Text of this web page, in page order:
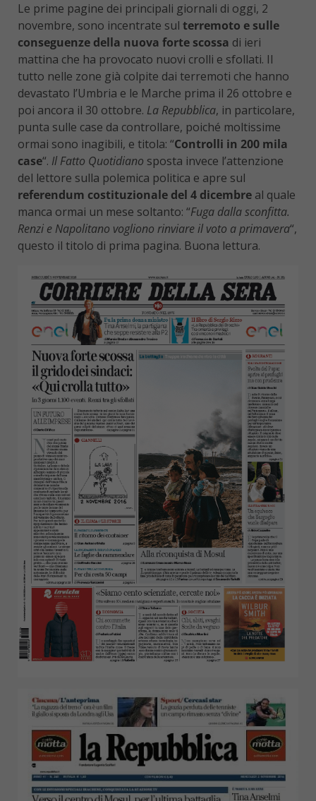
Le prime pagine dei principali giornali di oggi, 2
novembre, sono incentrate sul terremoto e sulle
conseguenze della nuova forte scossa di ieri
mattina che ha provocato nuovi crolli e sfollati. Il
tutto nelle zone già colpite dai terremoti che hanno
devastato l’Umbria e le Marche prima il 26 ottobre e
poi ancora il 30 ottobre. La Repubblica, in particolare,
punta sulle case da controllare, poiché moltissime
ormai sono inagibili, e titola: “Controlli in 200 mila
case“. Il Fatto Quotidiano sposta invece l’attenzione
del lettore sulla polemica politica e apre sul
referendum costituzionale del 4 dicembre al quale
manca ormai un mese soltanto: “Fuga dalla sconfitta.
Renzi e Napolitano vogliono rinviare il voto a primavera“,
questo il titolo di prima pagina. Buona lettura.